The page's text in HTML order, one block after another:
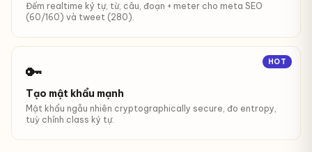
Đếm realtime ký tự, từ, câu, đoạn + meter cho meta SEO
(60/160) và tweet (280).
HOT
🔑
Tạo mật khẩu mạnh
Mật khẩu ngẫu nhiên cryptographically secure, đo entropy,
tuỳ chỉnh class ký tự.